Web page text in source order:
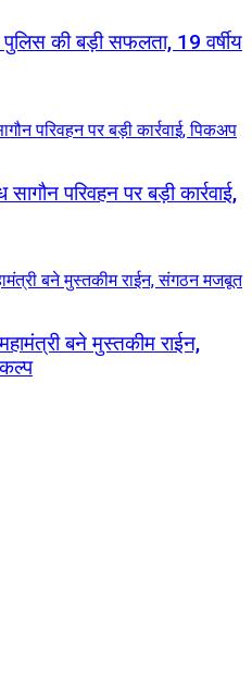
की बड़ी सफलता, 19 वर्षीय
परिवहन पर बड़ी कार्रवाई,
बने मुस्तकीम राईन,